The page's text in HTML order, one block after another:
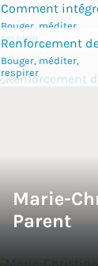
Comment
Bouger, méditer,
respirer
Renforcement
Bouger, méditer,
respirer
Marie-
Parent